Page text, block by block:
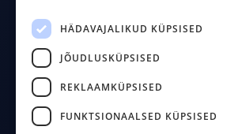
FOLLOW US
YouTube
Facebook
LinkedIn
HÄDAVAJALIKUD KÜPSISED
JÕUDLUSKÜPSISED
REKLAAMKÜPSISED
FUNKTSIONAALSED KÜPSISED